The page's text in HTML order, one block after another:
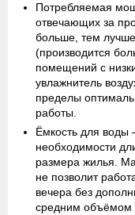
Потребляемая
отвечающих за
больше, тем
(производится
помещений с
увлажнитель
пределы
работы.
Ёмкость для воды
необходимости
размера жилья.
не позволит
вечера без
средним объёмом